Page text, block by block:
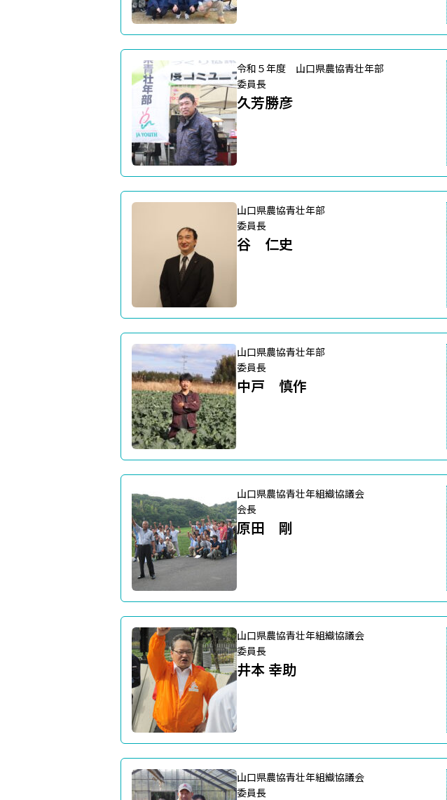
令和５年度 山口県農協青壮年部
委員長
久芳勝彦
山口県農協青壮年部
委員長
谷 仁史
山口県農協青壮年部
委員長
中戸 慎作
山口県農協青壮年組織協議会
会長
原田 剛
山口県農協青壮年組織協議会
委員長
井本 幸助
山口県農協青壮年組織協議会
委員長